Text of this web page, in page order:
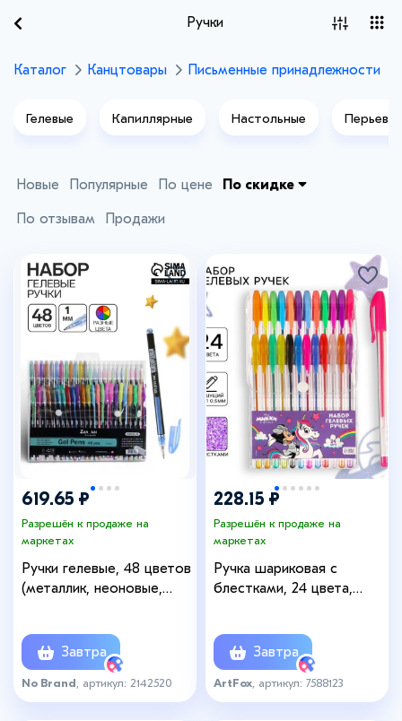
Ручки
Каталог Канцтовары Письменные принадлежности
Гелевые Капиллярные Настольные
Новые Популярные По цене По скидке
По отзывам Продажи
619.65 ₽
Разрешён к продаже на
маркетах
Ручки гелевые, 48 цветов
(металлик, неоновые,
Завтра
No Brand , артикул: 2142520
228.15 ₽
Разрешён к продаже на
маркетах
Ручка шариковая с
блестками, 24 цвета,
Завтра
ArtFox , артикул: 7588123